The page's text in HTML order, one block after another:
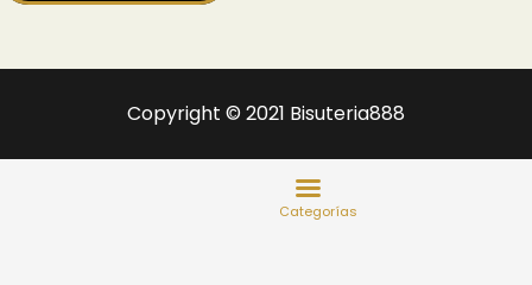
Copyright © 2021 Bisuteria888